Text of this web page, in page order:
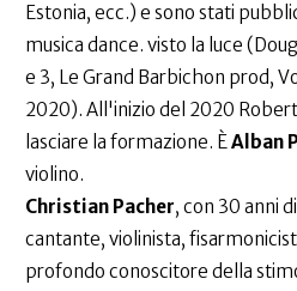
Estonia, ecc.) e sono stati
musica dance. visto la luce
e 3, Le Grand Barbichon prod,
2020). All'inizio del 2020
lasciare la formazione. ÈAlban
violino.
Christian Pacher, con 30 anni
cantante, violinista,
profondo conoscitore della